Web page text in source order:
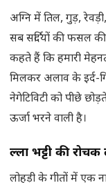
अग्नि में तिल, गुड़,
सब सर्दियों की फसल
कहते हैं कि हमारी
मिलकर अलाव के इर्द-
नेगेटिविटी को पीछे
ऊर्जा भरने वाली है।
दुल्ला भट्टी की
लोहड़ी के गीतों में एक